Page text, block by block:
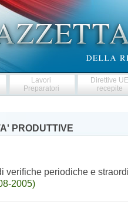
Lavori
Preparatori
Direttive
recepite
PRODUTTIVE
verifiche periodiche e
2005)